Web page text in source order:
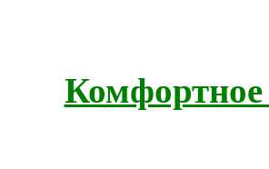
Комфортное